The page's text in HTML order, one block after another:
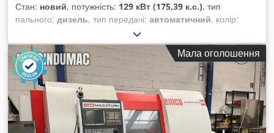
Стан: новий, потужність: 129 кВт (175,39 к.с.), тип
пального: дизель, тип передачі: автоматичний, колір:
, кількість місць:
виготовлення:2026, Обладнання:ABS, електронна
програма стабільності (ESP), кондиціонер, стояночний
обігрівач, фільтр сажі
Мала оголошення